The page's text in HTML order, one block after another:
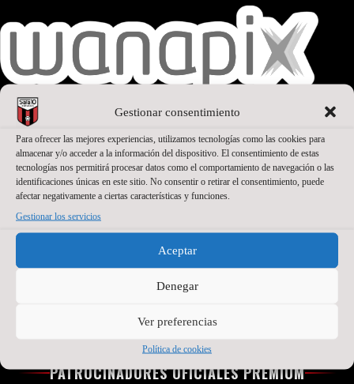
Gestionar consentimiento
Para ofrecer las mejores experiencias, utilizamos tecnologías como las cookies para
almacenar y/o acceder a la información del dispositivo. El consentimiento de estas
tecnologías nos permitirá procesar datos como el comportamiento de navegación o las
identificaciones únicas en este sitio. No consentir o retirar el consentimiento, puede
afectar negativamente a ciertas características y funciones.
Gestionar los servicios
Aceptar
Denegar
Ver preferencias
Política de cookies
SEGUNDO PATROCINADOR
PATROCINADORES OFICIALES PREMIUM